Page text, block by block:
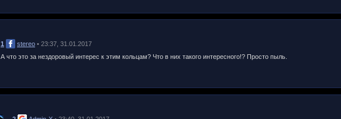
1 stereo • 23:37, 31.01.2017
А что это за нездоровый интерес к этим кольцам? Что в них такого интересного!? Просто пыль.